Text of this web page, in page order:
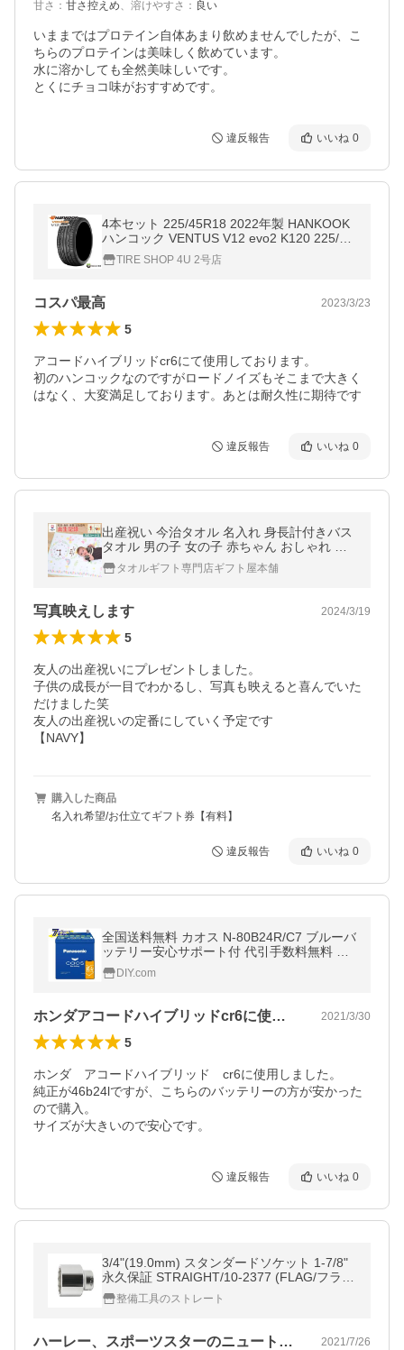
甘さ ： 甘さ控えめ、 溶けやすさ ： 良い
いままではプロテイン自体あまり飲めませんでしたが、こ
ちらのプロテインは美味しく飲めています。
水に溶かしても全然美味しいです。
とくにチョコ味がおすすめです。
違反報告 いいね 0
4本セット 225/45R18 2022年製 HANKOOK
ハンコック VENTUS V12 evo2 K120 225/45
-18 95Y XL サマータイヤ 新品4本価格
TIRE SHOP 4U 2号店
コスパ最高 2023/3/23
5
アコードハイブリッドcr6にて使用しております。
初のハンコックなのですがロードノイズもそこまで大きく
はなく、大変満足しております。あとは耐久性に期待です
違反報告 いいね 0
出産祝い 今治タオル 名入れ 身長計付きバス
タオル 男の子 女の子 赤ちゃん おしゃれ ベ
ビーギフト お祝い プレゼント ガーゼタオル
ケット 小鳥と蝶々
タオルギフト専門店ギフト屋本舗
写真映えします 2024/3/19
5
友人の出産祝いにプレゼントしました。
子供の成長が一目でわかるし、写真も映えると喜んでいた
だけました笑
友人の出産祝いの定番にしていく予定です
【NAVY】
購入した商品
名入れ希望/お仕立てギフト券【有料】
違反報告 いいね 0
全国送料無料 カオス N-80B24R/C7 ブルーバ
ッテリー安心サポート付 代引手数料無料 標
準車 充電制御車用 パナソニック 正規品
DIY.com
ホンダアコードハイブリッドcr6に使用… 2021/3/30
5
ホンダ　アコードハイブリッド　cr6に使用しました。
純正が46b24lですが、こちらのバッテリーの方が安かった
ので購入。
サイズが大きいので安心です。
違反報告 いいね 0
3/4"(19.0mm) スタンダードソケット 1-7/8"
永久保証 STRAIGHT/10-2377 (FLAG/フラッ
グ)整備工具のストレート
ハーレー、スポーツスターのニュートラル… 2021/7/26